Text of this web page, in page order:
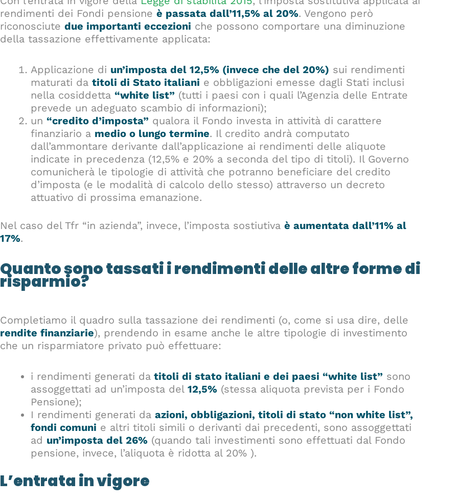
rendimenti dei Fondi pensione è passata dall’11,5% al 20%. Vengono però
riconosciute due importanti eccezioni che possono comportare una diminuzione
della tassazione effettivamente applicata:
Applicazione di un’imposta del 12,5% (invece che del 20%) sui rendimenti
maturati da titoli di Stato italiani e obbligazioni emesse dagli Stati inclusi
nella cosiddetta “white list” (tutti i paesi con i quali l’Agenzia delle Entrate
prevede un adeguato scambio di informazioni);
un “credito d’imposta” qualora il Fondo investa in attività di carattere
finanziario a medio o lungo termine. Il credito andrà computato
dall’ammontare derivante dall’applicazione ai rendimenti delle aliquote
indicate in precedenza (12,5% e 20% a seconda del tipo di titoli). Il Governo
comunicherà le tipologie di attività che potranno beneficiare del credito
d’imposta (e le modalità di calcolo dello stesso) attraverso un decreto
attuativo di prossima emanazione.
Nel caso del Tfr “in azienda”, invece, l’imposta sostiutiva è aumentata dall’11% al
17%.
Quanto sono tassati i rendimenti delle altre forme di
risparmio?
Completiamo il quadro sulla tassazione dei rendimenti (o, come si usa dire, delle
rendite finanziarie), prendendo in esame anche le altre tipologie di investimento
che un risparmiatore privato può effettuare:
i rendimenti generati da titoli di stato italiani e dei paesi “white list” sono
assoggettati ad un’imposta del 12,5% (stessa aliquota prevista per i Fondo
Pensione);
I rendimenti generati da azioni, obbligazioni, titoli di stato “non white list”,
fondi comuni e altri titoli simili o derivanti dai precedenti, sono assoggettati
ad un’imposta del 26% (quando tali investimenti sono effettuati dal Fondo
pensione, invece, l’aliquota è ridotta al 20% ).
L’entrata in vigore